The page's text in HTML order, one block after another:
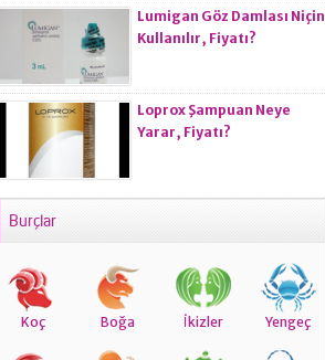
Lumigan Göz Damlası Niçin
Kullanılır, Fiyatı?
Loprox Şampuan Neye
Yarar, Fiyatı?
Burçlar
Koç Boğa İkizler Yengeç